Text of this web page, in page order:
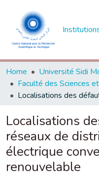
Home
Localisations
réseaux de
électrique
renouvelable